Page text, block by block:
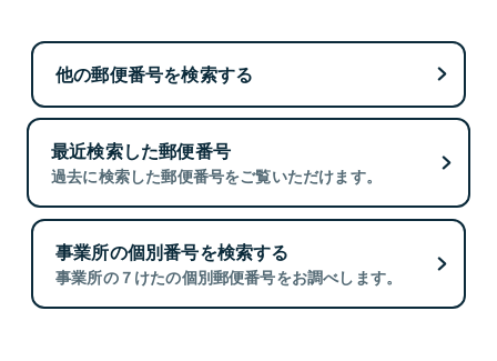
他の郵便番号を検索する
最近検索した郵便番号
過去に検索した郵便番号をご覧いただけます。
事業所の個別番号を検索する
事業所の７けたの個別郵便番号をお調べします。